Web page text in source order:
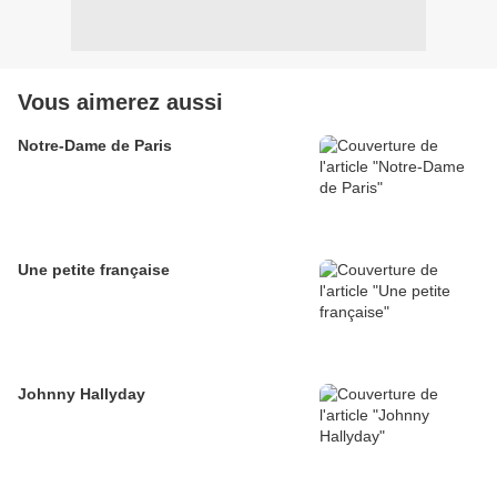
Vous aimerez aussi
Notre-Dame de Paris
Une petite française
Johnny Hallyday